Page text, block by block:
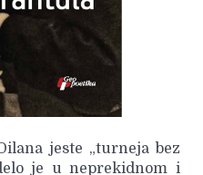
jeste „turneja bez
je u neprekidnom i